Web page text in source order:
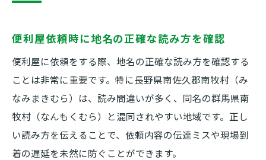
便利屋依頼時に地名の正確な読み方を確認
便利屋に依頼をする際、地名の正確な読み方を確認する
ことは非常に重要です。特に長野県南佐久郡南牧村（み
なみまきむら）は、読み間違いが多く、同名の群馬県南
牧村（なんもくむら）と混同されやすい地域です。正し
い読み方を伝えることで、依頼内容の伝達ミスや現場到
着の遅延を未然に防ぐことができます。